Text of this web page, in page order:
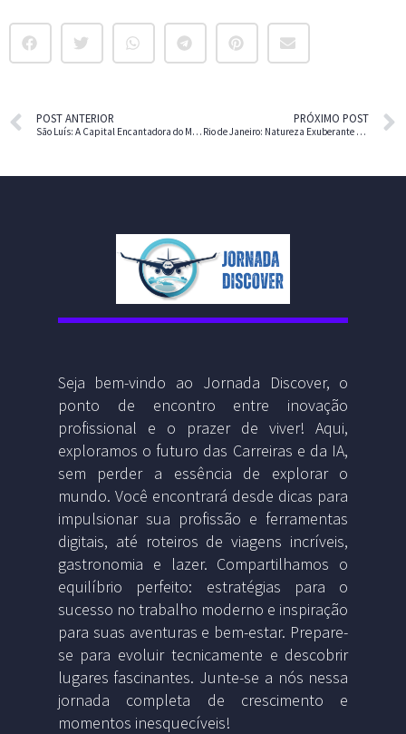
POST ANTERIOR
São Luís: A Capital Encantadora do Maranhão
PRÓXIMO POST
Rio de Janeiro: Natureza Exuberante e Complexidade Urbana
Seja bem-vindo ao Jornada Discover, o
ponto de encontro entre inovação
profissional e o prazer de viver! Aqui,
exploramos o futuro das Carreiras e da IA,
sem perder a essência de explorar o
mundo. Você encontrará desde dicas para
impulsionar sua profissão e ferramentas
digitais, até roteiros de viagens incríveis,
gastronomia e lazer. Compartilhamos o
equilíbrio perfeito: estratégias para o
sucesso no trabalho moderno e inspiração
para suas aventuras e bem-estar. Prepare-
se para evoluir tecnicamente e descobrir
lugares fascinantes. Junte-se a nós nessa
jornada completa de crescimento e
momentos inesquecíveis!